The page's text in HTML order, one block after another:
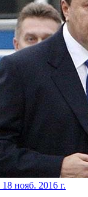
18 нояб. 2016 г.